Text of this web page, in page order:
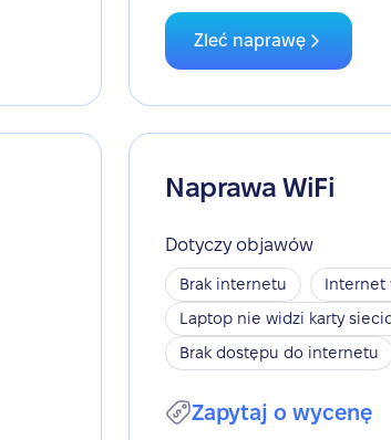
Zleć naprawę
Naprawa WiFi
Dotyczy objawów
Brak internetu
Internet
Laptop nie widzi karty
Brak dostępu do internetu
Zapytaj o wycenę